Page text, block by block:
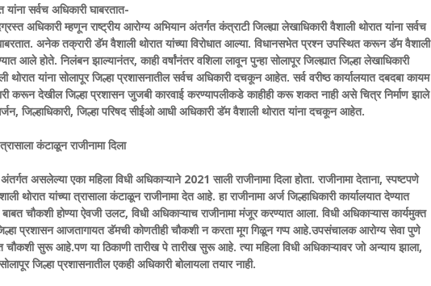
यांना सर्वच अधिकारी घाबरतात-
अधिकारी म्हणून राष्ट्रीय आरोग्य अभियान अंतर्गत कंत्राटी जिल्ह्या लेखाधिकारी वैशाली थोरात यांना सर्वच
अनेक तक्रारी डॅम वैशाली थोरात यांच्या विरोधात आल्या. विधानसभेत प्रश्न उपस्थित करून डॅम वैशाली
आले होते. निलंबन झाल्यानंतर, काही वर्षांनंतर वशिला लावून पुन्हा सोलापूर जिल्ह्यात जिल्हा लेखाधिकारी
थोरात यांना सोलापूर जिल्हा प्रशासनातील सर्वच अधिकारी दचकून आहेत. सर्व वरीष्ठ कार्यालयात दबदबा कायम
करून देखील जिल्हा प्रशासन जुजबी कारवाई करण्यापलीकडे काहीही करू शकत नाही असे चित्र निर्माण झाले
जिल्हाधिकारी, जिल्हा परिषद सीईओ आधी अधिकारी डॅम वैशाली थोरात यांना दचकून आहेत.
कंटाळून राजीनामा दिला
असलेल्या एका महिला विधीअधिकाऱ्याने 2021 साली राजीनामा दिला होता. राजीनामादेताना, स्पष्टपणे
थोरात यांच्या त्रासाला कंटाळून राजीनामा देत आहे. हा राजीनामा अर्ज जिल्हाधिकारी कार्यालयात देण्यात
बाबत चौकशी होण्या ऐवजी उलट, विधी अधिकाऱ्याच राजीनामा मंजूर करण्यात आला. विधी अधिकाऱ्यास कार्यमुक्त
प्रशासन आजतागायत डॅमची कोणतीही चौकशी न करता मूग गिळून गप्प आहे.उपसंचालक आरोग्य सेवा पुणे
चौकशी सुरू आहे.पण या ठिकाणी तारीख पे तारीख सुरू आहे. त्या महिला विधी अधिकाऱ्यावर जो अन्याय झाला,
जिल्हा प्रशासनातील एकही अधिकारी बोलायला तयार नाही.